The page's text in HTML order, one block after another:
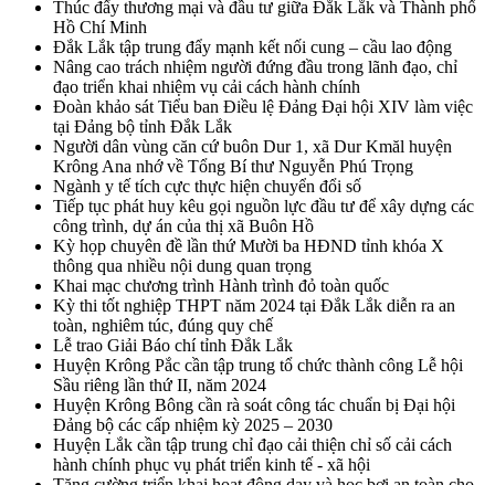
Thúc đẩy thương mại và đầu tư giữa Đắk Lắk và Thành phố
Hồ Chí Minh
Đắk Lắk tập trung đẩy mạnh kết nối cung – cầu lao động
Nâng cao trách nhiệm người đứng đầu trong lãnh đạo, chỉ
đạo triển khai nhiệm vụ cải cách hành chính
Đoàn khảo sát Tiểu ban Điều lệ Đảng Đại hội XIV làm việc
tại Đảng bộ tỉnh Đắk Lắk
Người dân vùng căn cứ buôn Dur 1, xã Dur Kmăl huyện
Krông Ana nhớ về Tổng Bí thư Nguyễn Phú Trọng
Ngành y tế tích cực thực hiện chuyển đổi số
Tiếp tục phát huy kêu gọi nguồn lực đầu tư để xây dựng các
công trình, dự án của thị xã Buôn Hồ
Kỳ họp chuyên đề lần thứ Mười ba HĐND tỉnh khóa X
thông qua nhiều nội dung quan trọng
Khai mạc chương trình Hành trình đỏ toàn quốc
Kỳ thi tốt nghiệp THPT năm 2024 tại Đắk Lắk diễn ra an
toàn, nghiêm túc, đúng quy chế
Lễ trao Giải Báo chí tỉnh Đắk Lắk
Huyện Krông Pắc cần tập trung tổ chức thành công Lễ hội
Sầu riêng lần thứ II, năm 2024
Huyện Krông Bông cần rà soát công tác chuẩn bị Đại hội
Đảng bộ các cấp nhiệm kỳ 2025 – 2030
Huyện Lắk cần tập trung chỉ đạo cải thiện chỉ số cải cách
hành chính phục vụ phát triển kinh tế - xã hội